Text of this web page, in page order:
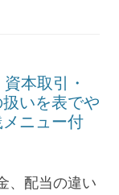
本取引・
いを表でや
ニュー付
、配当の違い